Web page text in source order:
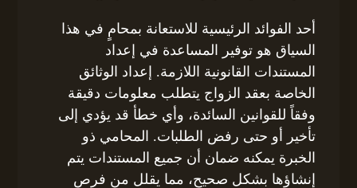
أحد الفوائد الرئيسية للاستعانة بمحامٍ في هذا
السياق هو توفير المساعدة في إعداد
المستندات القانونية اللازمة. إعداد الوثائق
الخاصة بعقد الزواج يتطلب معلومات دقيقة
وفقاً للقوانين السائدة، وأي خطأ قد يؤدي إلى
تأخير أو حتى رفض الطلبات. المحامي ذو
الخبرة يمكنه ضمان أن جميع المستندات يتم
إنشاؤها بشكل صحيح، مما يقلل من فرص